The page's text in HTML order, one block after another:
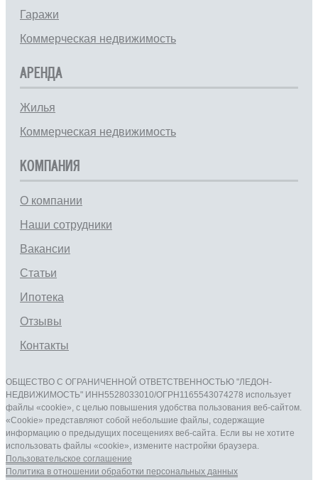
Гаражи
Коммерческая недвижимость
АРЕНДА
Жилья
Коммерческая недвижимость
КОМПАНИЯ
О компании
Наши сотрудники
Вакансии
Статьи
Ипотека
Отзывы
Контакты
ОБЩЕСТВО С ОГРАНИЧЕННОЙ ОТВЕТСТВЕННОСТЬЮ "ЛЕДОН-
НЕДВИЖИМОСТЬ" ИНН5528033010/ОГРН1165543074278 использует
файлы «cookie», с целью повышения удобства пользования веб-сайтом.
«Cookie» представляют собой небольшие файлы, содержащие
информацию о предыдущих посещениях веб-сайта. Если вы не хотите
использовать файлы «cookie», измените настройки браузера.
Пользовательское соглашение
Политика в отношении обработки персональных данныx